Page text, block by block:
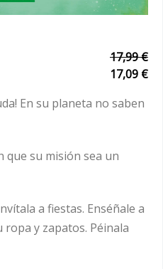
17,99 €
17,09 €
En su planeta no saben
que su misión sea un
a fiestas. Enséñale a
ropa y zapatos. Péinala